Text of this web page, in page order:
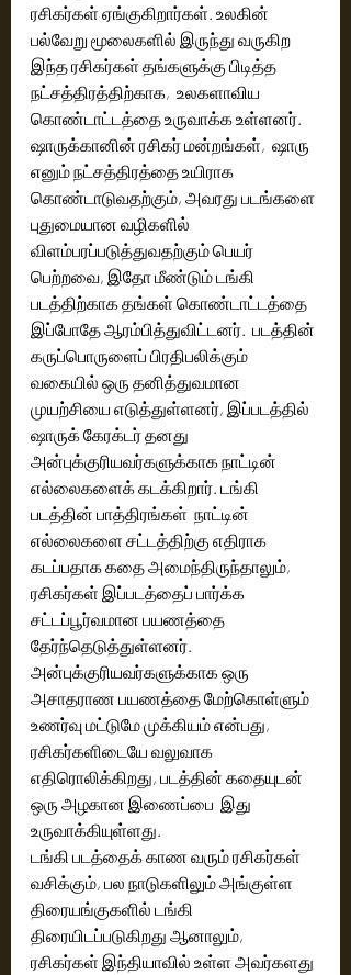
ரசிகர்கள் ஏங்குகிறார்கள். உலகின்
பல்வேறு மூலைகளில் இருந்து வருகிற
இந்த ரசிகர்கள் தங்களுக்கு பிடித்த
நட்சத்திரத்திற்காக,  உலகளாவிய
கொண்டாட்டத்தை உருவாக்க உள்ளனர்.
ஷாருக்கானின் ரசிகர் மன்றங்கள்,  ஷாரு
எனும் நட்சத்திரத்தை உயிராக
கொண்டாடுவதற்கும், அவரது படங்களை
புதுமையான வழிகளில்
விளம்பரப்படுத்துவதற்கும் பெயர்
பெற்றவை, இதோ மீண்டும் டங்கி
படத்திற்காக தங்கள் கொண்டாட்டத்தை
இப்போதே ஆரம்பித்துவிட்டனர்.  படத்தின்
கருப்பொருளைப் பிரதிபலிக்கும்
வகையில் ஒரு தனித்துவமான
முயற்சியை எடுத்துள்ளனர், இப்படத்தில்
ஷாருக் கேரக்டர் தனது
அன்புக்குரியவர்களுக்காக நாட்டின்
எல்லைகளைக் கடக்கிறார். டங்கி
படத்தின் பாத்திரங்கள்  நாட்டின்
எல்லைகளை சட்டத்திற்கு எதிராக
கடப்பதாக கதை அமைந்திருந்தாலும்,
ரசிகர்கள் இப்படத்தைப் பார்க்க
சட்டப்பூர்வமான பயணத்தை
தேர்ந்தெடுத்துள்ளனர்.
அன்புக்குரியவர்களுக்காக ஒரு
அசாதராண பயணத்தை மேற்கொள்ளும்
உணர்வு மட்டுமே முக்கியம் என்பது,
ரசிகர்களிடையே வலுவாக
எதிரொலிக்கிறது, படத்தின் கதையுடன்
ஒரு அழகான இணைப்பை  இது
உருவாக்கியுள்ளது.
டங்கி படத்தைக் காண வரும் ரசிகர்கள்
வசிக்கும், பல நாடுகளிலும் அங்குள்ள
திரையங்குகளில் டங்கி
திரையிடப்படுகிறது ஆனாலும்,
ரசிகர்கள் இந்தியாவில் உள்ள அவர்களது